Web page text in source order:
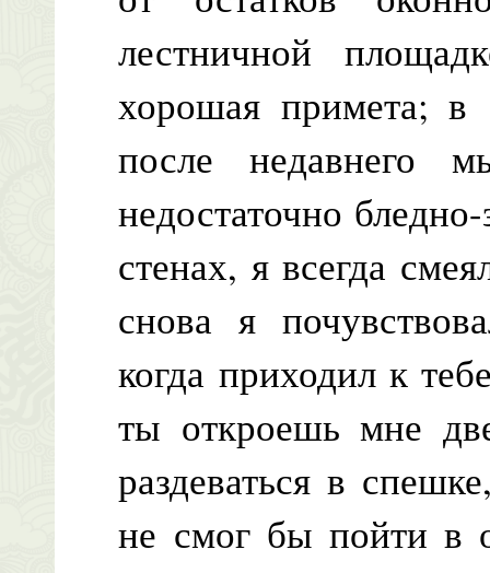
лестничной
хорошая примета; в
после недавнего
недостаточно
стенах, я всегда
снова я
когда приходил к
ты откроешь мне
раздеваться в
не смог бы пойти в